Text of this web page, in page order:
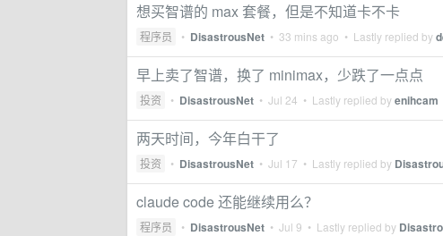
想买智谱的 max 套餐，但是不知道卡不卡
程序员 • DisastrousNet • 33 mins ago • Lastly replied by
早上卖了智谱，换了 minimax，少跌了一点点
投资 • DisastrousNet • Jul 24 • Lastly replied byenihcam
两天时间，今年白干了
投资 • DisastrousNet • Jul 17 • Lastly replied by
claude code 还能继续用么？
程序员 • DisastrousNet • Jul 9 • Lastly replied by